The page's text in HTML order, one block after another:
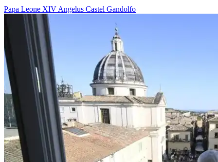
Papa Leone XIV Angelus Castel Gandolfo